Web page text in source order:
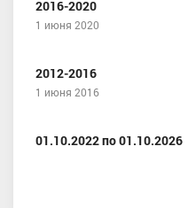
2016-2020
1 июня 2020
2012-2016
1 июня 2016
01.10.2022 по 01.10.2026